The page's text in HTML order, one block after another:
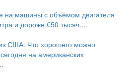
на машины с объёмом двигателя
и дороже €50 тысяч....
США. Что хорошего можно
на американских